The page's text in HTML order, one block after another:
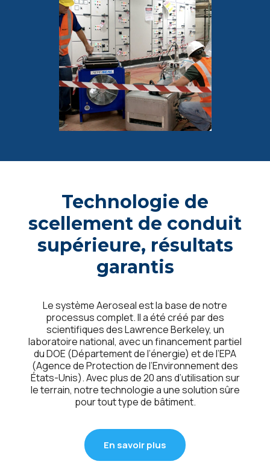
Technologie de
scellement de conduit
supérieure, résultats
garantis
Le système Aeroseal est la base de notre
processus complet. Il a été créé par des
scientifiques des Lawrence Berkeley, un
laboratoire national, avec un financement partiel
du DOE (Département de l’énergie) et de l’EPA
(Agence de Protection de l’Environnement des
États-Unis). Avec plus de 20 ans d’utilisation sur
le terrain, notre technologie a une solution sûre
pour tout type de bâtiment.
En savoir plus